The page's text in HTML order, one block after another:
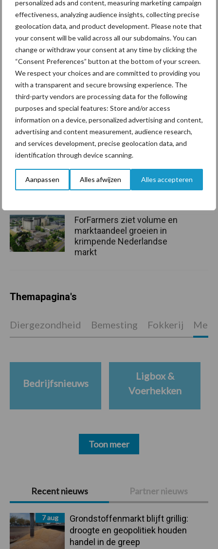
personalized ads and content, measuring marketing campaign
effectiveness, analyzing audience insights, collecting precise
geolocation data, and product development. Please note that
your consent will be valid across all our subdomains. You can
change or withdraw your consent at any time by clicking the
“Consent Preferences” button at the bottom of your screen.
We respect your choices and are committed to providing you
with a transparent and secure browsing experience. The
third-party vendors are processing data for the following
purposes and special features: Store and/or access
information on a device, personalized advertising and content,
advertising and content measurement, audience research,
and services development, precise geolocation data, and
identification through device scanning.
Aanpassen Alles afwijzen Alles accepteren
gehad en mocht veel klanten
Bron: Agruniek Rijnvallei
Primaire
Sidebar
Recent nieuws Partner nieuws
7 aug
Grondstoffenmarkt blijft grillig:
droogte en geopolitiek houden
handel in de greep
Aanbevolen voor jou!
Grondstoffenmarkt blijft
grillig: droogte en
geopolitiek houden handel
in de greep
De speenhuid: een vaak
onderschatte risicofactor
voor mastitis
ForFarmers ziet volume en
marktaandeel groeien in
krimpende Nederlandse
markt
Themapagina's
Diergezondheid Bemesting Fokkerij
Bedrijfsnieuws
Ligbox &
Voerhekken
Toon meer